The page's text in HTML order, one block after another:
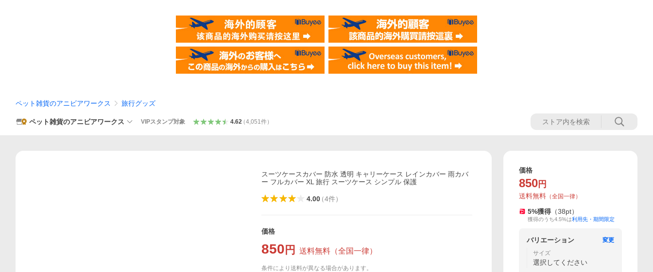
ペット雑貨のアニビアワークス 旅行グッズ
ペット雑貨のアニビアワークス VIPスタンプ対象 4.62（4,051件）
スーツケースカバー 防水 透明 キャリーケース レインカバー 雨カバ
ー フルカバー XL 旅行 スーツケース シンプル 保護
4.00（4件）
価格
850 円 送料無料 （全国一律）
条件により送料が異なる場合があります。
価格
850 円
送料無料 （全国一律）
5%獲得 （38pt）
獲得のうち4.5%は利用先・期間限定
バリエーション
変更
サイズ
選択してください